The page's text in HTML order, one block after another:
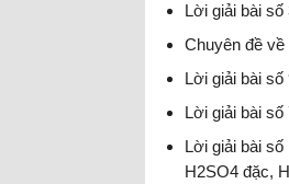
Lời giải bài
Chuyên đề
Lời giải bài
Lời giải bài
Lời giải bài
H2SO4 đặc,